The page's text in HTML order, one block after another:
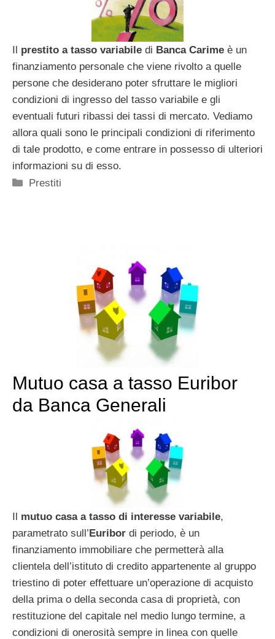
Il prestito a tasso variabile di Banca Carime è un
finanziamento personale che viene rivolto a quelle
persone che desiderano poter sfruttare le migliori
condizioni di ingresso del tasso variabile e gli
eventuali futuri ribassi dei tassi di mercato. Vediamo
allora quali sono le principali condizioni di riferimento
di tale prodotto, e come entrare in possesso di ulteriori
informazioni su di esso.
Categorie
Prestiti
Mutuo casa a tasso Euribor
da Banca Generali
Il mutuo casa a tasso di interesse variabile,
parametrato sull’Euribor di periodo, è un
finanziamento immobiliare che permetterà alla
clientela dell’istituto di credito appartenente al gruppo
triestino di poter effettuare un’operazione di acquisto
della prima o della seconda casa di proprietà, con
restituzione del capitale nel medio lungo termine, a
condizioni di onerosità sempre in linea con quelle